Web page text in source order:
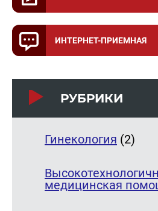
ИНТЕРНЕТ-ПРИЕМНАЯ
РУБРИКИ
Гинекология (2)
медицинская